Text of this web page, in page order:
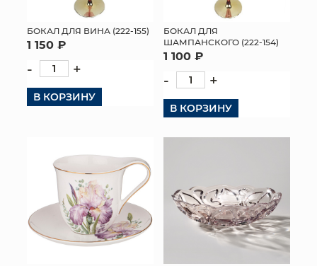
БОКАЛ ДЛЯ ВИНА (222-155)
1 150 ₽
- +
В КОРЗИНУ
БОКАЛ ДЛЯ
ШАМПАНСКОГО (222-154)
1 100 ₽
- +
В КОРЗИНУ